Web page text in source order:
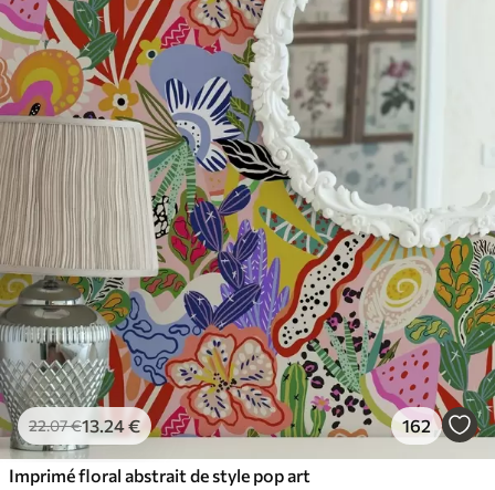
65.0039.00 €/m²
22.07€13.24€ 162
Imprimé floral abstrait de style pop art